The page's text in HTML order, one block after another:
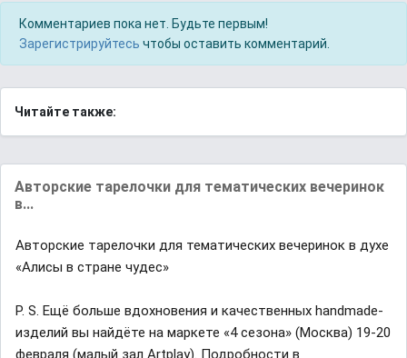
Комментариев пока нет. Будьте первым!
Зарегистрируйтесь чтобы оставить комментарий.
Читайте также:
Авторские тарелочки для тематических вечеринок
в...
Авторские тарелочки для тематических вечеринок в духе
«Алисы в стране чудес»
P. S. Ещё больше вдохновения и качественных handmade-
изделий вы найдёте на маркете «4 сезона» (Москва) 19-20
февраля (малый зал Artplay). Подробности в